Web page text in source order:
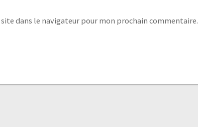
dans le navigateur pour mon prochain commentaire.